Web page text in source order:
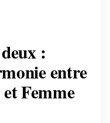
:
entre
Femme